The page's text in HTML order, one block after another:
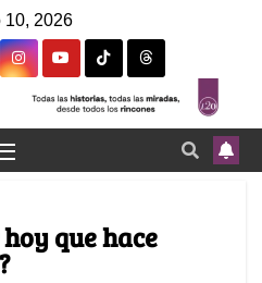
10, 2026
que hace